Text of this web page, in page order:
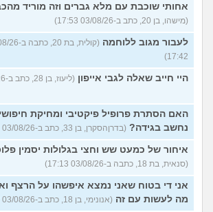
אחותי שוכבת עם מלא גברים וזה מוריד
(מישהו, בן 20, כתב ב-03/08/26 17:53)
לעבור מגוב ללוחמה
(קולית, בת 20,
17:42)
היי חייב שאלה לגבי אייפון (ליעוז, בן 28, כתב ב-03/08/26 17:33)
האם הסתרת פרופיל פיקטיבי ומחיקת
נחשב בגידה? (בדרןהסקרן, בן 33, כתב ב-03/08/26 17:24)
איחור של כמעט שש וחצי בגלולות יסמין
(סנאית, בת 18, כתבה ב-03/08/26 17:13)
אני די בטוח שאני נמצא איפשהו על הרצף
מה לעשות עם זה (אנונימי, בן 18, כתב ב-03/08/26 17:02)